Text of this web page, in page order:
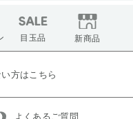
目玉品 新商品
方はこちら
よくあるご質問